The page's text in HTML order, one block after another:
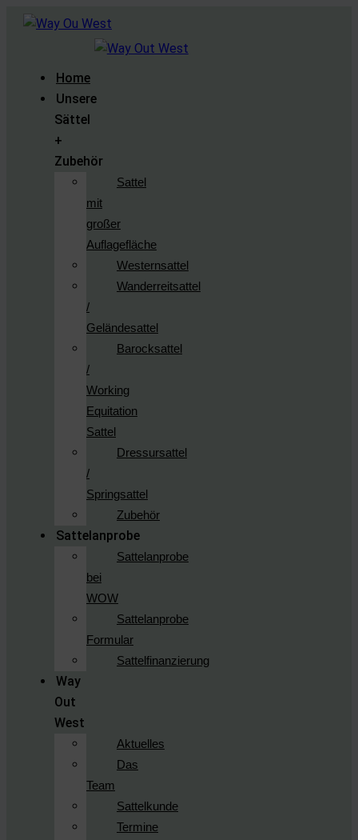
Home
Unsere
Sättel
+
Zubehör
Sattel
mit
großer
Auflagefläche
Westernsattel
Wanderreitsattel
/
Geländesattel
Barocksattel
/
Working
Equitation
Sattel
Dressursattel
/
Springsattel
Zubehör
Sattelanprobe
Sattelanprobe
bei
WOW
Sattelanprobe
Formular
Sattelfinanzierung
Way
Out
West
Aktuelles
Das
Team
Sattelkunde
Termine